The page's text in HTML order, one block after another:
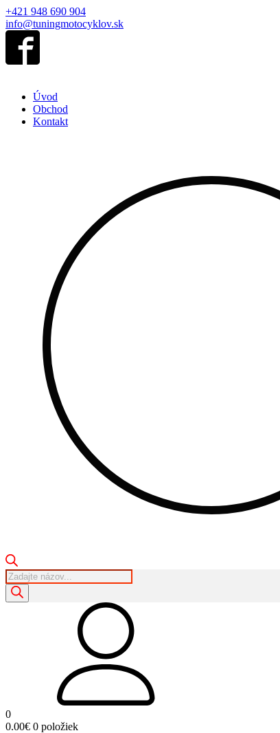
+421 948 690 904
info@tuningmotocyklov.sk
Úvod
Obchod
Kontakt
Products
search
0
0.00€ 0 položiek